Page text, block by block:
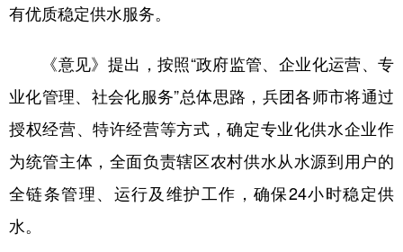
浙江 安徽
山东 河南 湖北 湖南
广东 广西 海南 重庆
四川 贵州 云南 西藏
有优质稳定供水服务。
《意见》提出，按照“政府监管、企业化运营、专
业化管理、社会化服务”总体思路，兵团各师市将通过
授权经营、特许经营等方式，确定专业化供水企业作
为统管主体，全面负责辖区农村供水从水源到用户的
全链条管理、运行及维护工作，确保24小时稳定供
水。